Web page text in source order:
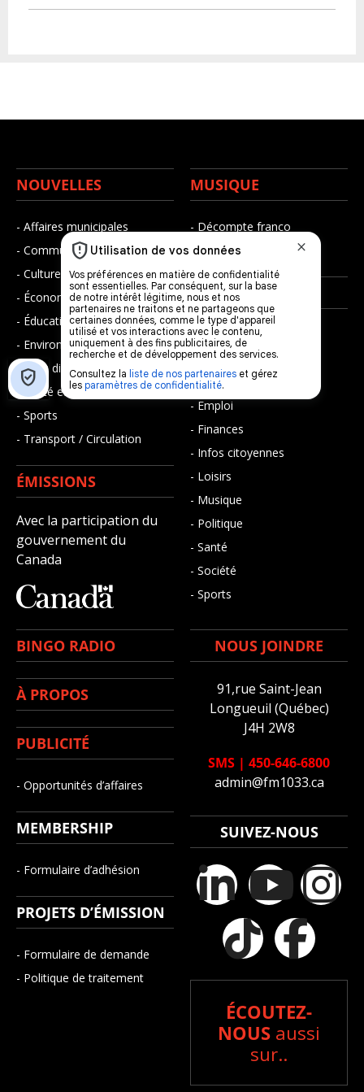
NOUVELLES
- Affaires municipales
- Communauté / Social
- Culture
- Économie
- Éducation
- Environnement
- Faits divers
- Santé et bien-être
- Sports
- Transport / Circulation
ÉMISSIONS
Avec la participation du
gouvernement du
Canada
MUSIQUE
- Décompte franco
- Joué récemment
BALADOS
- Affaires
- Art de vivre
- Bien-être
- Emploi
- Finances
- Infos citoyennes
- Loisirs
- Musique
- Politique
- Santé
- Société
- Sports
BINGO RADIO
À PROPOS
PUBLICITÉ
- Opportunités d’affaires
MEMBERSHIP
- Formulaire d’adhésion
PROJETS D’ÉMISSION
- Formulaire de demande
- Politique de traitement
NOUS JOINDRE
91,rue Saint-Jean
Longueuil (Québec)
J4H 2W8
SMS | 450-646-6800
admin@fm1033.ca
SUIVEZ-NOUS
ÉCOUTEZ-
NOUS aussi
sur..